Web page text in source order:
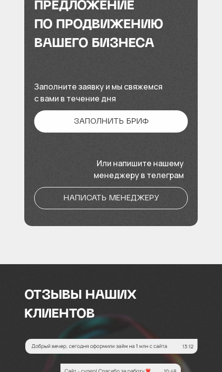
НАПИСАТЬ МЕНЕДЖЕРУ
ЗАПОЛНИТЬ БРИФ
Или напишите нашему
менеджеру в телеграм
Заполните заявку и мы свяжемся
с вами в течение дня
ПРЕДЛОЖЕНИЕ
ПО ПРОДВИЖЕНИЮ
ВАШЕГО БИЗНЕСА
ОТЗЫВЫ НАШИХ
КЛИЕНТОВ